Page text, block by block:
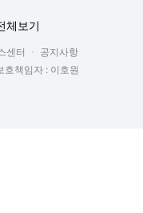
체보기
센터
공지사항
호책임자 : 이호원